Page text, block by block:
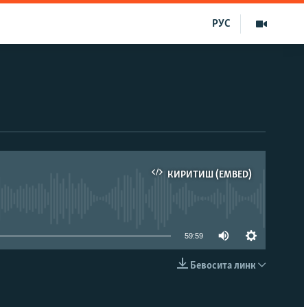
РУС
КИРИТИШ (EMBED)
59:59
Бевосита линк